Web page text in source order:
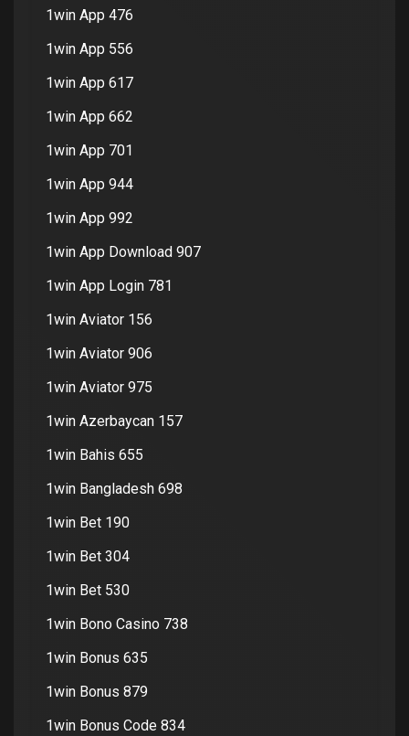
1win App 476
1win App 556
1win App 617
1win App 662
1win App 701
1win App 944
1win App 992
1win App Download 907
1win App Login 781
1win Aviator 156
1win Aviator 906
1win Aviator 975
1win Azerbaycan 157
1win Bahis 655
1win Bangladesh 698
1win Bet 190
1win Bet 304
1win Bet 530
1win Bono Casino 738
1win Bonus 635
1win Bonus 879
1win Bonus Code 834